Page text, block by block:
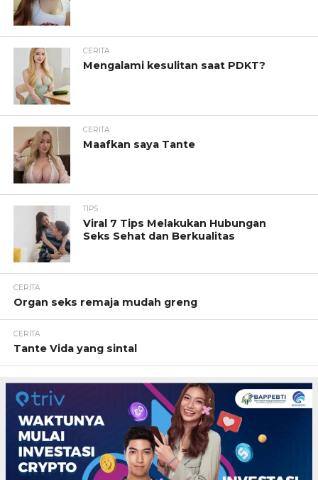
CERITA
Mengalami kesulitan saat PDKT?
CERITA
Maafkan saya Tante
TIPS
Viral 7 Tips Melakukan Hubungan
Seks Sehat dan Berkualitas
CERITA
Organ seks remaja mudah greng
CERITA
Tante Vida yang sintal